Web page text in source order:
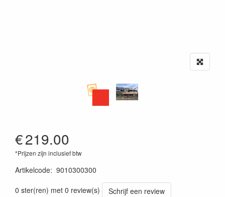
€219.00
*Prijzen zijn inclusief btw
Artikelcode: 9010300300
0 ster(ren) met 0 review(s)
Schrijf een review